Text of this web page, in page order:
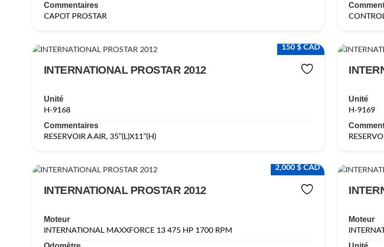
Commentaires
CAPOT PROSTAR
150 $ CAD
INTERNATIONAL PROSTAR 2012
Unité
H-9168
Commentaires
RESERVOIR A AIR, 35’’(L)X11’’(H)
Unité
H-9169
2,000 $ CAD
INTERNATIONAL PROSTAR 2012
Moteur
INTERNATIONAL MAXXFORCE 13 475 HP 1700 RPM
Moteur